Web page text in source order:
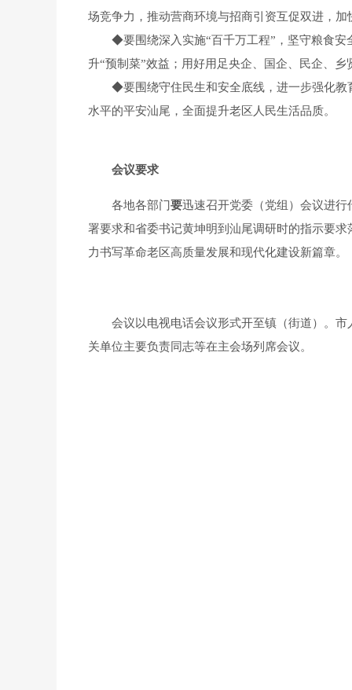
场竞争力，推动营商环境与招商引资互促双进，
◆要围绕深入实施“百千万工程”，坚守粮食
升“预制菜”效益；用好用足央企、国企、民企、
◆要围绕守住民生和安全底线，进一步强化
水平的平安汕尾，全面提升老区人民生活品质。
会议要求
各地各部门要迅速召开党委（党组）会议进
署要求和省委书记黄坤明到汕尾调研时的指示要求
力书写革命老区高质量发展和现代化建设新篇章。
会议以电视电话会议形式开至镇（街道）。市
关单位主要负责同志等在主会场列席会议。